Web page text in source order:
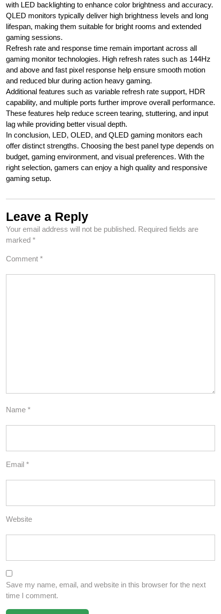
with LED backlighting to enhance color brightness and accuracy.
QLED monitors typically deliver high brightness levels and long
lifespan, making them suitable for bright rooms and extended
gaming sessions.
Refresh rate and response time remain important across all
gaming monitor technologies. High refresh rates such as 144Hz
and above and fast pixel response help ensure smooth motion
and reduced blur during action heavy gaming.
Additional features such as variable refresh rate support, HDR
capability, and multiple ports further improve overall performance.
These features help reduce screen tearing, stuttering, and input
lag while providing better visual depth.
In conclusion, LED, OLED, and QLED gaming monitors each
offer distinct strengths. Choosing the best panel type depends on
budget, gaming environment, and visual preferences. With the
right selection, gamers can enjoy a high quality and responsive
gaming setup.
Leave a Reply
Your email address will not be published. Required fields are
marked *
Comment *
Name *
Email *
Website
Save my name, email, and website in this browser for the next
time I comment.